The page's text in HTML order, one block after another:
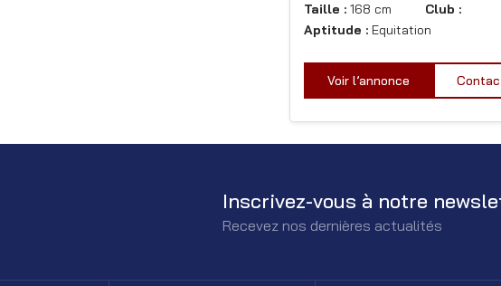
Taille : 168 cm
Aptitude : Equitation
Club :
Voir l’annonce
Inscrivez-vous à notre
Recevez nos dernières actualités